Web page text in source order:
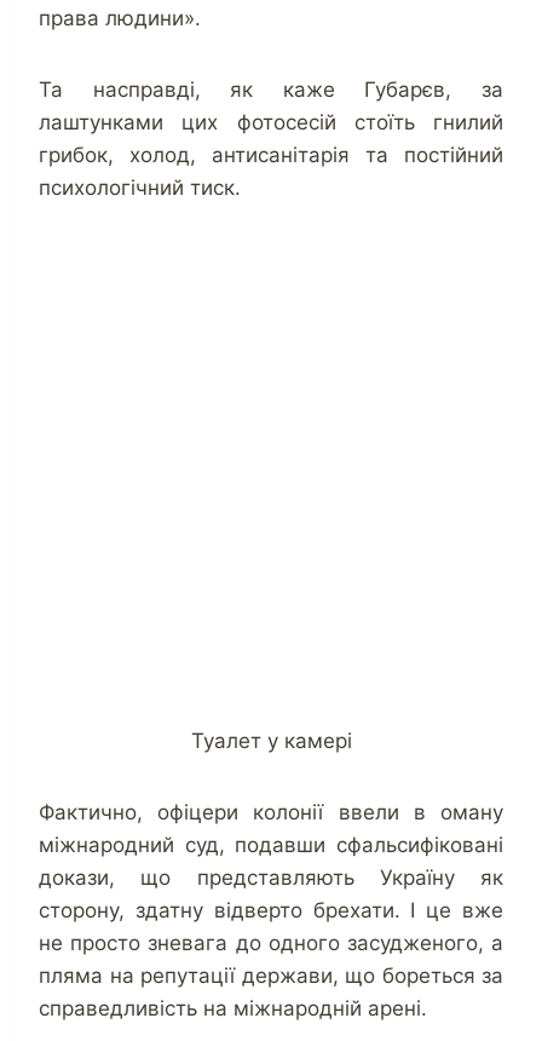
права людини».
Та насправді, як каже Губарєв, за
лаштунками цих фотосесій стоїть гнилий
грибок, холод, антисанітарія та постійний
психологічний тиск.
Туалет у камері
Фактично, офіцери колонії ввели в оману
міжнародний суд, подавши сфальсифіковані
докази, що представляють Україну як
сторону, здатну відверто брехати. І це вже
не просто зневага до одного засудженого, а
пляма на репутації держави, що бореться за
справедливість на міжнародній арені.